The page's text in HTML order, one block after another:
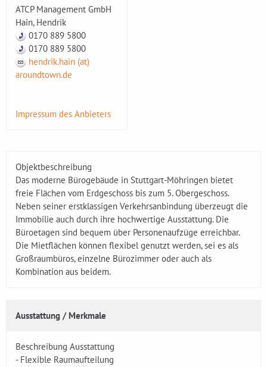
ATCP Management GmbH
Hain, Hendrik
0170 889 5800
0170 889 5800
hendrik.hain (at)
aroundtown.de
Impressum des Anbieters
Objektbeschreibung
Das moderne Bürogebäude in Stuttgart-Möhringen bietet
freie Flächen vom Erdgeschoss bis zum 5. Obergeschoss.
Neben seiner erstklassigen Verkehrsanbindung überzeugt die
Immobilie auch durch ihre hochwertige Ausstattung. Die
Büroetagen sind bequem über Personenaufzüge erreichbar.
Die Mietflächen können flexibel genutzt werden, sei es als
Großraumbüros, einzelne Bürozimmer oder auch als
Kombination aus beidem.
Ausstattung / Merkmale
Beschreibung Ausstattung
- Flexible Raumaufteilung